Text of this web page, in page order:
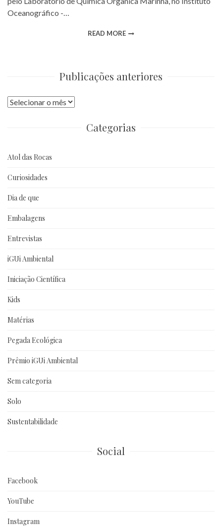
Oceanográfico -…
READ MORE
Publicações anteriores
Publicações
Categorias
Atol das Rocas
Curiosidades
Dia de que
Embalagens
Entrevistas
iGUi Ambiental
Iniciação Científica
Kids
Matérias
Pegada Ecológica
Prêmio iGUi Ambiental
Sem categoria
Solo
Sustentabilidade
Social
Facebook
YouTube
Instagram